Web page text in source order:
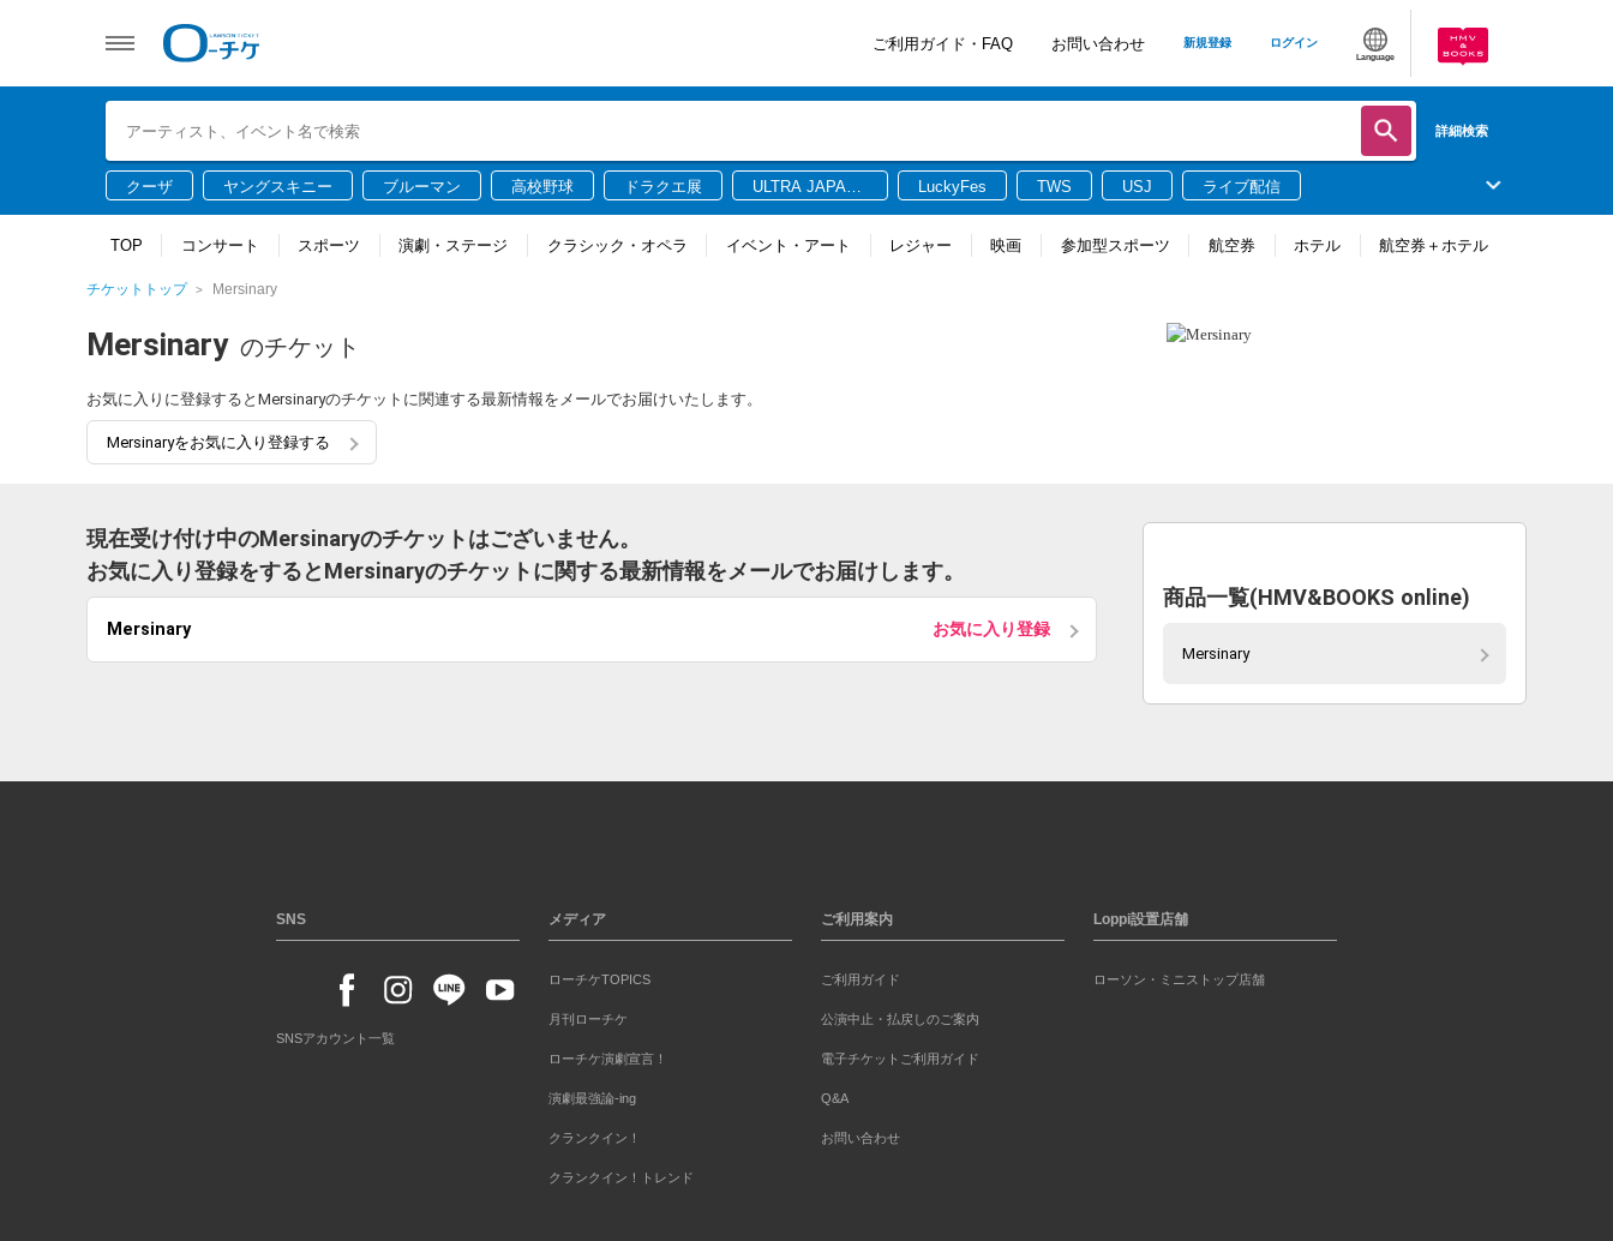
ご利用ガイド・FAQ お問い合わせ 新規登録 ログイン
Language
詳細検索
クーザ ヤングスキニー ブルーマン 高校野球 ドラクエ展
ULTRA JAPAN
LuckyFes TWS USJ ライブ配信
TOP コンサート スポーツ 演劇・ステージ クラシック・オペラ イベント・アート レジャー 映画 参加型スポーツ 航空券 ホテル 航空券＋ホテル
チケットトップ Mersinary
Mersinary のチケット
お気に入りに登録するとMersinaryのチケットに関連する最新情報をメールでお届けいたします。
Mersinaryをお気に入り登録する
現在受け付け中のMersinaryのチケットはございません。
お気に入り登録をするとMersinaryのチケットに関する最新情報をメールでお届けします。
Mersinary お気に入り登録
商品一覧(HMV&BOOKS online)
Mersinary
SNS
SNSアカウント一覧
メディア
ローチケTOPICS
月刊ローチケ
ローチケ演劇宣言！
演劇最強論-ing
クランクイン！
クランクイン！トレンド
ご利用案内
ご利用ガイド
公演中止・払戻しのご案内
電子チケットご利用ガイド
Q&A
お問い合わせ
Loppi設置店舗
ローソン・ミニストップ店舗